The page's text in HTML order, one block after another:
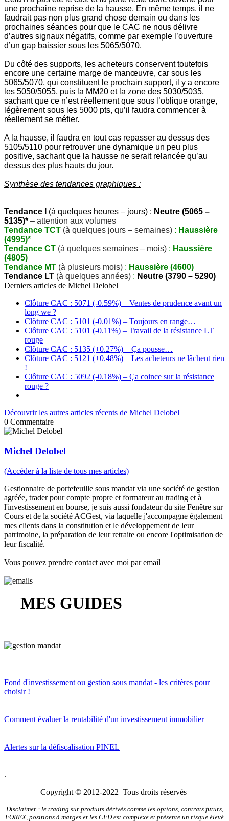
une prochaine reprise de la hausse. En même temps, il ne
faudrait pas non plus grand chose demain ou dans les
prochaines séances pour que le CAC ne nous délivre
d’autres signaux négatifs, comme par exemple l’ouverture
d’un gap baissier sous les 5065/5070.
Du côté des supports, les acheteurs conservent toutefois
encore une certaine marge de manœuvre, car sous les
5065/5070, qui constituent le prochain support, il y a encore
les 5050/5055, puis la MM20 et la zone des 5030/5035,
sachant que ce n’est réellement que sous l’oblique orange,
légèrement sous les 5000 pts, qu’il faudra commencer à
réellement se méfier.
A la hausse, il faudra en tout cas repasser au dessus des
5105/5110 pour retrouver une dynamique un peu plus
positive, sachant que la hausse ne serait relancée qu’au
dessus des plus hauts du jour.
Synthèse des tendances graphiques :
Tendance I (à quelques heures – jours) : Neutre (5065 –
5135)* – attention aux volumes
Tendance TCT (à quelques jours – semaines) : Haussière
(4995)*
Tendance CT (à quelques semaines – mois) : Haussière
(4805)
Tendance MT (à plusieurs mois) : Haussière (4600)
Tendance LT (à quelques années) : Neutre (3790 – 5290)
Derniers articles de Michel Delobel
Clôture CAC : 5071 (-0.59%) – Ventes de prudence avant un
long we ?
Clôture CAC : 5101 (-0.01%) – Toujours en range…
Clôture CAC : 5101 (-0.11%) – Travail de la résistance LT
rouge
Clôture CAC : 5135 (+0.27%) – Ça pousse…
Clôture CAC : 5121 (+0.48%) – Les acheteurs ne lâchent rien
!
Clôture CAC : 5092 (-0.18%) – Ça coince sur la résistance
rouge ?
Découvrir les autres articles récents de Michel Delobel
0 Commentaire
Michel Delobel
(Accéder à la liste de tous mes articles)
Gestionnaire de portefeuille sous mandat via une société de gestion
agréée, trader pour compte propre et formateur au trading et à
l'investissement en bourse, je suis aussi fondateur du site Fenêtre sur
Cours et de la société ACGest, via laquelle j'accompagne également
mes clients dans la constitution et le développement de leur
patrimoine, la préparation de leur retraite ou encore l'optimisation de
leur fiscalité.
Vous pouvez prendre contact avec moi par email
MES GUIDES
Fond d'investissement ou gestion sous mandat - les critères pour
choisir !
Comment évaluer la rentabilité d'un investissement immobilier
Alertes sur la défiscalisation PINEL
.
Copyright © 2012-2022 Tous droits réservés
Disclaimer : le trading sur produits dérivés comme les options, contrats futurs,
FOREX, positions à marges et les CFD est complexe et présente un risque élevé